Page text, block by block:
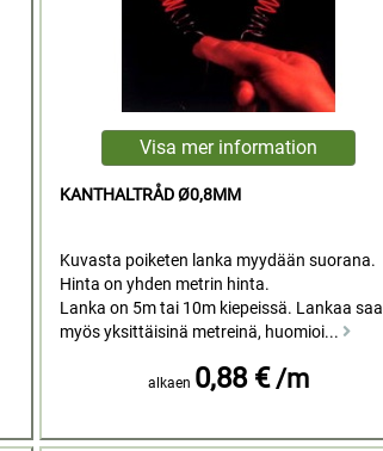
KANTHALTRÅD Ø0,8MM
Kuvasta poiketen lanka myydään suorana.
Hinta on yhden metrin hinta.
Lanka on 5m tai 10m kiepeissä. Lankaa saa
myös yksittäisinä metreinä, huomioi...
alkaen 0,88 € /m